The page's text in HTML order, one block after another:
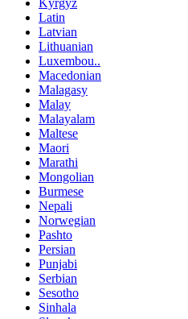
Kyrgyz
Latin
Latvian
Lithuanian
Luxembou..
Macedonian
Malagasy
Malay
Malayalam
Maltese
Maori
Marathi
Mongolian
Burmese
Nepali
Norwegian
Pashto
Persian
Punjabi
Serbian
Sesotho
Sinhala